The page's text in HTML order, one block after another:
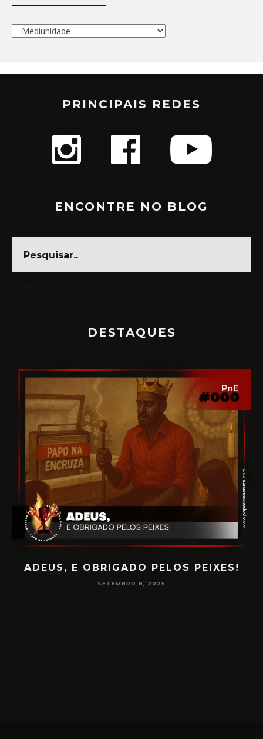
Categorias
PRINCIPAIS REDES
ENCONTRE NO BLOG
DESTAQUES
ADEUS, E OBRIGADO PELOS PEIXES!
SETEMBRO 8, 2025